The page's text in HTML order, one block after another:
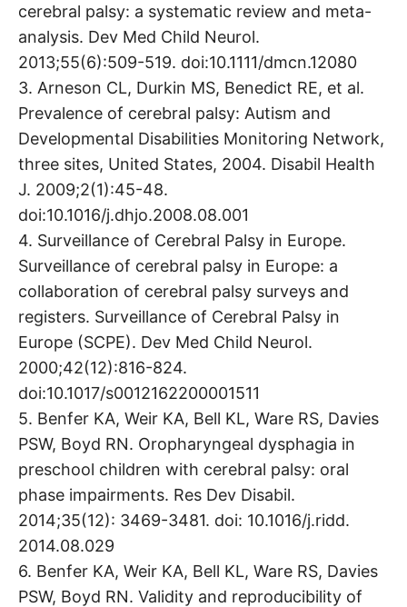
cerebral palsy: a systematic review and meta-
analysis. Dev Med Child Neurol.
2013;55(6):509-519. doi:10.1111/dmcn.12080
3. Arneson CL, Durkin MS, Benedict RE, et al.
Prevalence of cerebral palsy: Autism and
Developmental Disabilities Monitoring Network,
three sites, United States, 2004. Disabil Health
J. 2009;2(1):45-48.
doi:10.1016/j.dhjo.2008.08.001
4. Surveillance of Cerebral Palsy in Europe.
Surveillance of cerebral palsy in Europe: a
collaboration of cerebral palsy surveys and
registers. Surveillance of Cerebral Palsy in
Europe (SCPE). Dev Med Child Neurol.
2000;42(12):816-824.
doi:10.1017/s0012162200001511
5. Benfer KA, Weir KA, Bell KL, Ware RS, Davies
PSW, Boyd RN. Oropharyngeal dysphagia in
preschool children with cerebral palsy: oral
phase impairments. Res Dev Disabil.
2014;35(12): 3469-3481. doi: 10.1016/j.ridd.
2014.08.029
6. Benfer KA, Weir KA, Bell KL, Ware RS, Davies
PSW, Boyd RN. Validity and reproducibility of